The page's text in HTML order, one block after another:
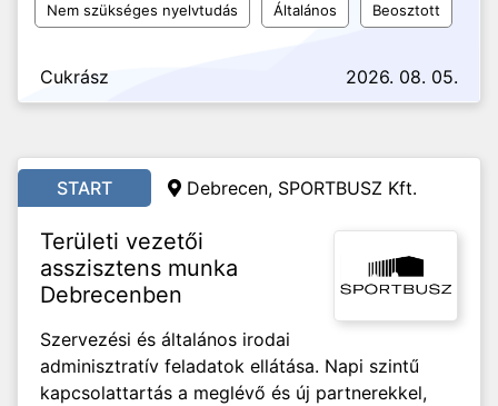
Nem szükséges nyelvtudás Általános Beosztott
Cukrász 2026. 08. 05.
START Debrecen, SPORTBUSZ Kft.
Területi vezetői
asszisztens munka
Debrecenben
Szervezési és általános irodai
adminisztratív feladatok ellátása. Napi szintű
kapcsolattartás a meglévő és új partnerekkel,